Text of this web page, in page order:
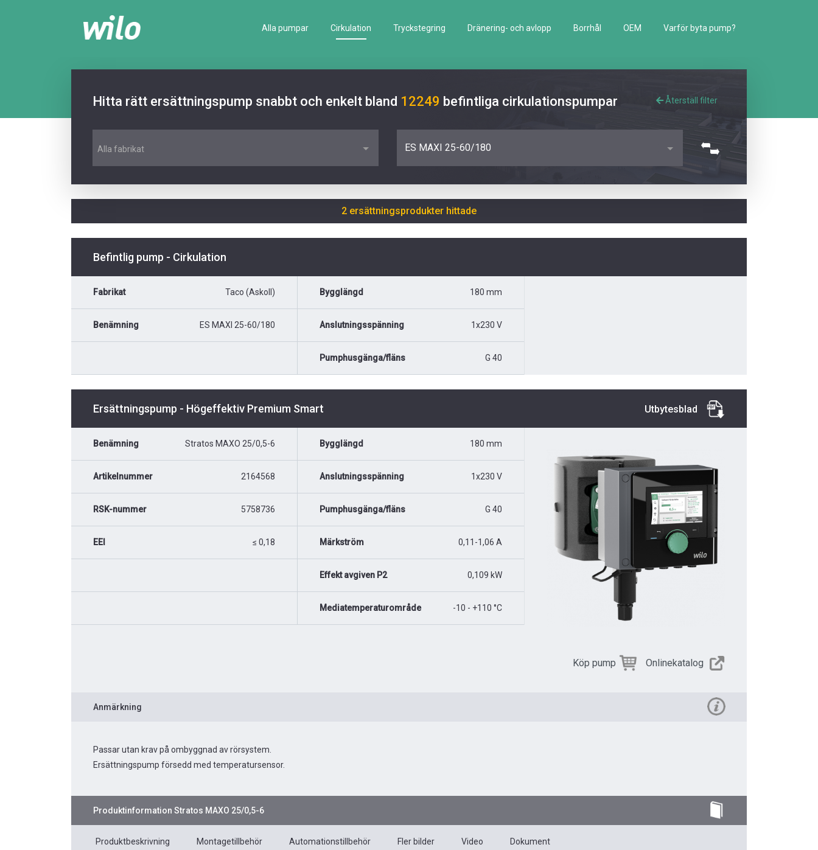
Alla pumpar Cirkulation Tryckstegring Dränering- och avlopp Borrhål OEM Varför byta pump?
Hitta rätt ersättningspump snabbt och enkelt bland 12249 befintliga cirkulationspumpar Återställ filter
Alla fabrikat ES MAXI 25-60/180
2 ersättningsprodukter hittade
Befintlig pump - Cirkulation
Fabrikat Taco (Askoll)
Benämning ES MAXI 25-60/180
Bygglängd 180 mm
Anslutningsspänning 1x230 V
Pumphusgänga/fläns G 40
Ersättningspump - Högeffektiv Premium Smart Utbytesblad
Benämning Stratos MAXO 25/0,5-6
Artikelnummer 2164568
RSK-nummer 5758736
EEI ≤ 0,18
Bygglängd 180 mm
Anslutningsspänning 1x230 V
Pumphusgänga/fläns G 40
Märkström 0,11-1,06 A
Effekt avgiven P2 0,109 kW
Mediatemperaturområde -10 - +110 °C
Köp pump Onlinekatalog
Anmärkning
Passar utan krav på ombyggnad av rörsystem.
Ersättningspump försedd med temperatursensor.
Produktinformation Stratos MAXO 25/0,5-6
Produktbeskrivning Montagetillbehör Automationstillbehör Fler bilder Video Dokument